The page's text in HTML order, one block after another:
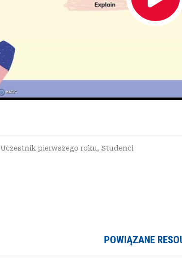
Uczestnik pierwszego roku, Studenci
POWIĄZANE